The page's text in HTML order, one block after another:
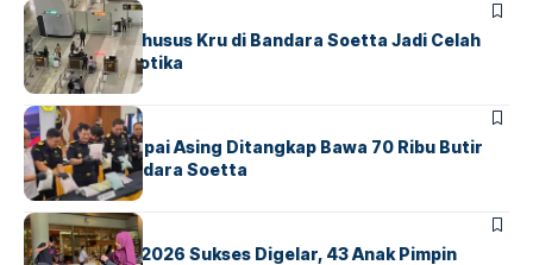
BANDARABERITA
Ketika Jalur Khusus Kru di Bandara Soetta Jadi Celah
Sindikat Narkotika
BANDARA BERITA
Kopilot Maskapai Asing Ditangkap Bawa 70 Ribu Butir
Ekstasi di Bandara Soetta
BERITAINDEX
GM For A Day 2026 Sukses Digelar, 43 Anak Pimpin